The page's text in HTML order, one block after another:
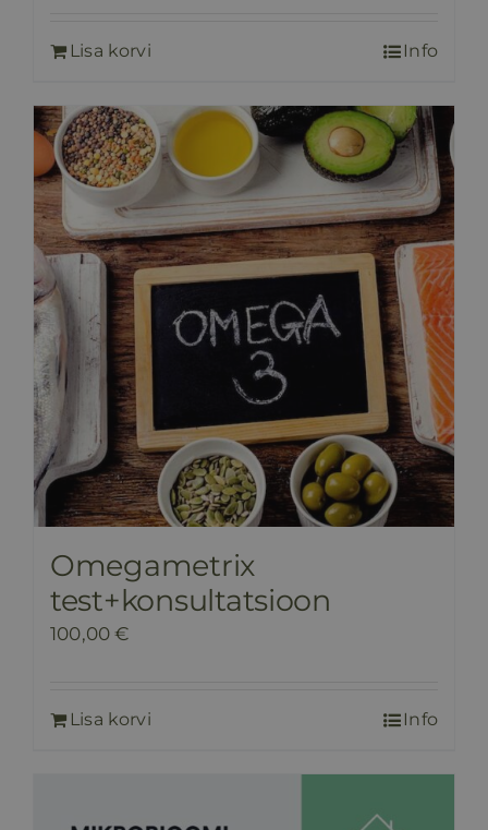
Lisa korvi Info
Omegametrix
test+konsultatsioon
100,00€
Lisa korvi Info